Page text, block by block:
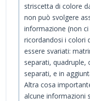
striscetta di colore
non può svolgere
informazione (non
ricordandosi i colori
essere svariati:
separati,
separati, e in
Altra cosa
alcune informazioni